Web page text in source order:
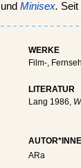
und Minisex. Seit
WERKE
Film-,
LITERATUR
Lang 1986,
ARa